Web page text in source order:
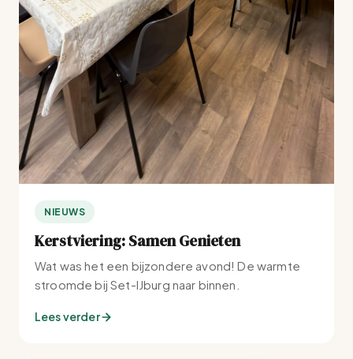
NIEUWS
Kerstviering: Samen Genieten
Wat was het een bijzondere avond! De warmte
stroomde bij Set-IJburg naar binnen.
Lees verder